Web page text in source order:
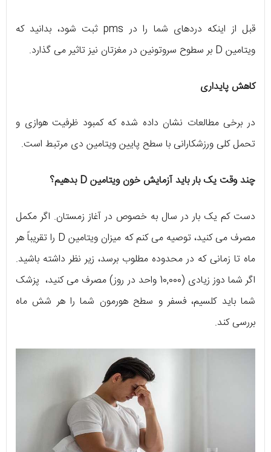
قبل از اینکه دردهای شما را در pms ثبت شود، بدانید که
ویتامین D بر سطوح سروتونین در مغزتان نیز تاثیر می گذارد.
کاهش پایداری
در برخی مطالعات نشان داده شده که کمبود ظرفیت هوازی و
تحمل کلی ورزشکارانی با سطح پایین ویتامین دی مرتبط است.
چند وقت یک بار باید آزمایش خون ویتامین D بدهیم؟
دست کم یک بار در سال به خصوص در آغاز زمستان. اگر مکمل
مصرف می کنید، توصیه می کنم که میزان ویتامین D را تقریباً هر
ماه تا زمانی که در محدوده مطلوب برسد، زیر نظر داشته باشید.
اگر شما دوز زیادی (10,000 واحد در روز) مصرف می کنید، پزشک
شما باید کلسیم، فسفر و سطح هورمون شما را هر شش ماه
بررسی کند.